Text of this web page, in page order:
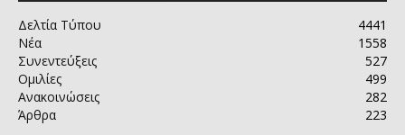
Δελτία Τύπου
4441
Νέα
1558
Συνεντεύξεις
527
Ομιλίες
499
Ανακοινώσεις
282
Άρθρα
223